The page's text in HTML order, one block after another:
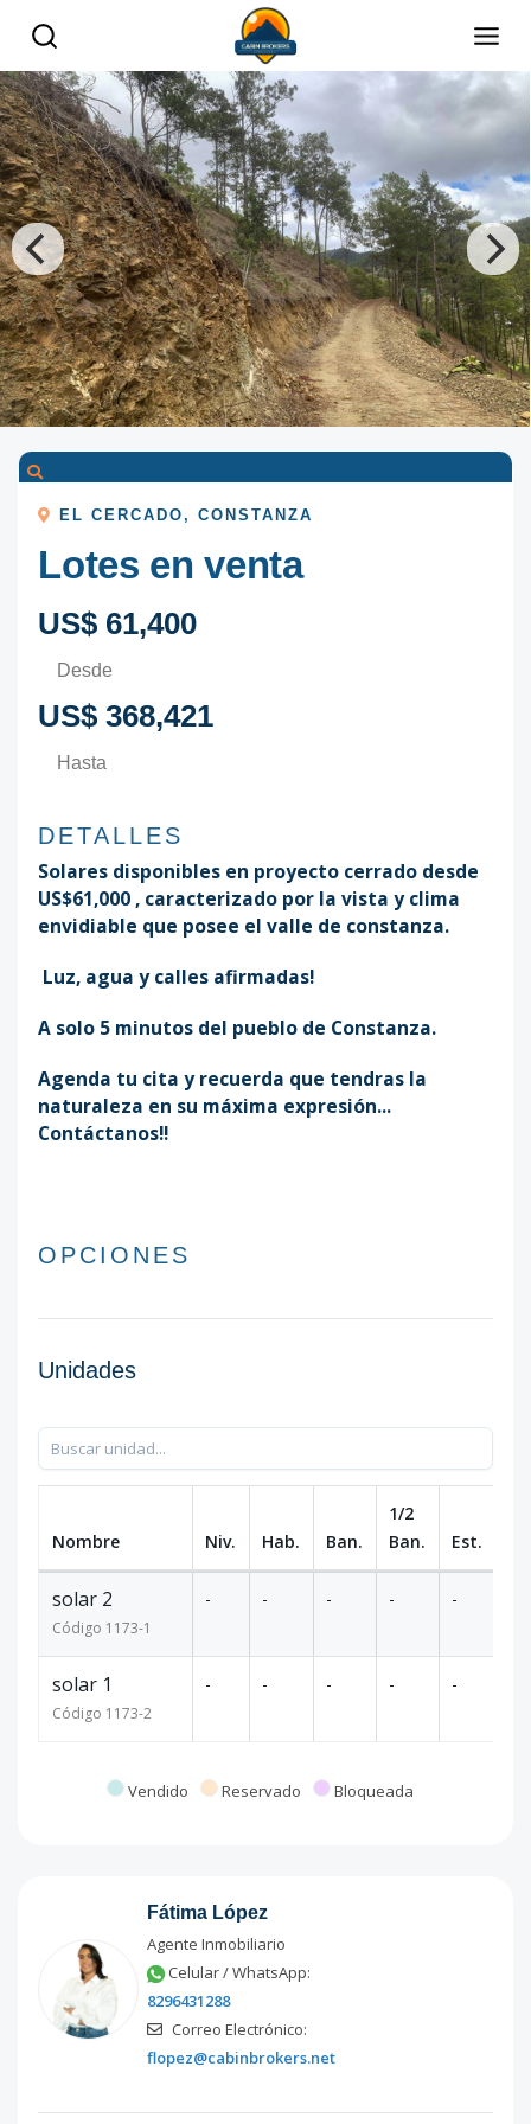
EL CERCADO ,CONSTANZA
Lotes en venta
US$ 61,400
Desde
US$ 368,421
Hasta
DETALLES
Solares disponibles en proyecto cerrado desde
US$61,000 , caracterizado por la vista y clima
envidiable que posee el valle de constanza.
Luz, agua y calles afirmadas!
A solo 5 minutos del pueblo de Constanza.
Agenda tu cita y recuerda que tendras la
naturaleza en su máxima expresión...
Contáctanos!!
OPCIONES
Unidades
Nombre Niv. Hab. Ban.
1/2
Ban.
Est.
solar 2
Código 1173-1
- - - - -
solar 1
Código 1173-2
- - - - -
Vendido Reservado Bloqueada
Fátima López
Agente Inmobiliario
Celular / WhatsApp:
8296431288
Correo Electrónico:
flopez@cabinbrokers.net